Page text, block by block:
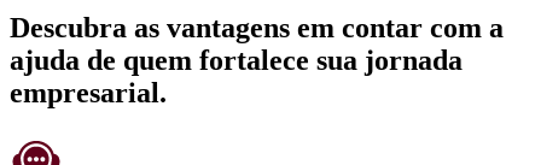
Descubra as vantagens em contar com a
ajuda de quem fortalece sua jornada
empresarial.